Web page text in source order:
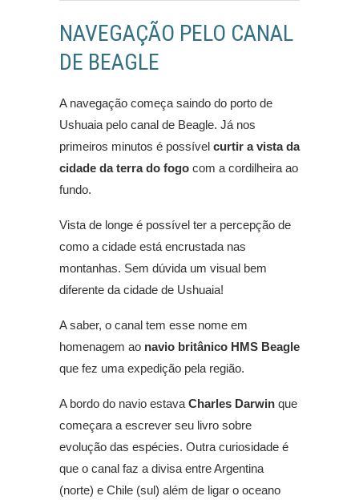
NAVEGAÇÃO PELO CANAL
DE BEAGLE
A navegação começa saindo do porto de
Ushuaia pelo canal de Beagle. Já nos
primeiros minutos é possível curtir a vista da
cidade da terra do fogo com a cordilheira ao
fundo.
Vista de longe é possível ter a percepção de
como a cidade está encrustada nas
montanhas. Sem dúvida um visual bem
diferente da cidade de Ushuaia!
A saber, o canal tem esse nome em
homenagem ao navio britânico HMS Beagle
que fez uma expedição pela região.
A bordo do navio estava Charles Darwin que
começara a escrever seu livro sobre
evolução das espécies. Outra curiosidade é
que o canal faz a divisa entre Argentina
(norte) e Chile (sul) além de ligar o oceano